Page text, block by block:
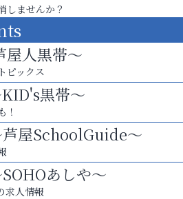
しませんか？
屋人黒帯～
ピックス
黒帯～
！
屋SchoolGuide～
あしや～
求人情報